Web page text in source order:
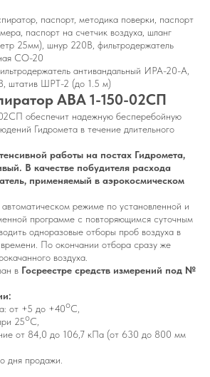
паспорт, методика поверки, паспорт
паспорт на счетчик воздуха, шланг
25мм), шнур 220В, фильтродержатель
СО-20
антивандальный ИРА-20-А,
штатив ШРТ-2 (до 1.5 м)
АВА 1-150-02СП
обеспечит надежную бесперебойную
Гидромета в течение длительного
работы на постах Гидромета,
В качестве побудителя расхода
применяемый в аэрокосмическом
режиме по установленной и
программе с повторяющимся суточным
одноразовые отборы проб воздуха в
По окончании отбора сразу же
воздуха.
в Госреестре средств измерений под №
от +5 до +40оС,
25оС,
от 84,0 до 106,7 кПа (от 630 до 800 мм
дня продажи.